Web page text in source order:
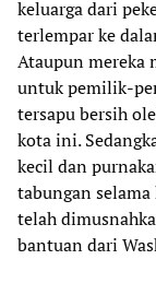
keluarga dari
terlempar ke
Ataupun mereka
untuk pemilik-
tersapu bersih
kota ini.
kecil dan
tabungan
telah
bantuan dari